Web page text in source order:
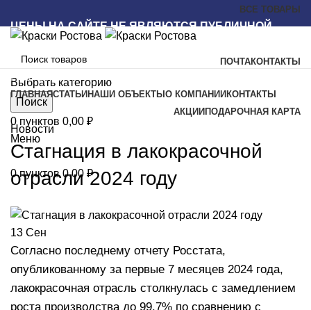
ВСЕ ТОВАРЫ
ЦЕНЫ НА САЙТЕ НЕ ЯВЛЯЮТСЯ ПУБЛИЧНОЙ
ОФЕРТОЙ
ПОЧТАКОНТАКТЫ
Выбрать категорию
Поиск
0 пунктов 0,00 ₽
Меню
0пунктов 0,00 ₽
Наш каталог
ГЛАВНАЯСТАТЬИ НАШИ ОБЪЕКТЫ О КОМПАНИИ КОНТАКТЫ
АКЦИИ ПОДАРОЧНАЯ КАРТА
Новости
Стагнация в лакокрасочной
отрасли 2024 году
13 Сен
Согласно последнему отчету Росстата,
опубликованному за первые 7 месяцев 2024 года,
лакокрасочная отрасль столкнулась с замедлением
роста производства до 99.7% по сравнению с